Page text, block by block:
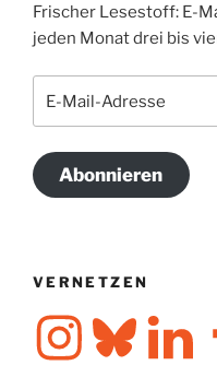
Frischer Lesestoff: E-
jeden Monat drei bis
Mail-
Abonnieren
VERNETZEN
InstagramBlueskyLinkedIn